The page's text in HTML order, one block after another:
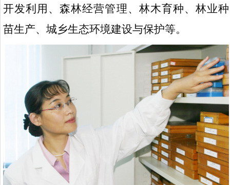
开发利用、森林经营管理、林木育种、林业种
苗生产、城乡生态环境建设与保护等。